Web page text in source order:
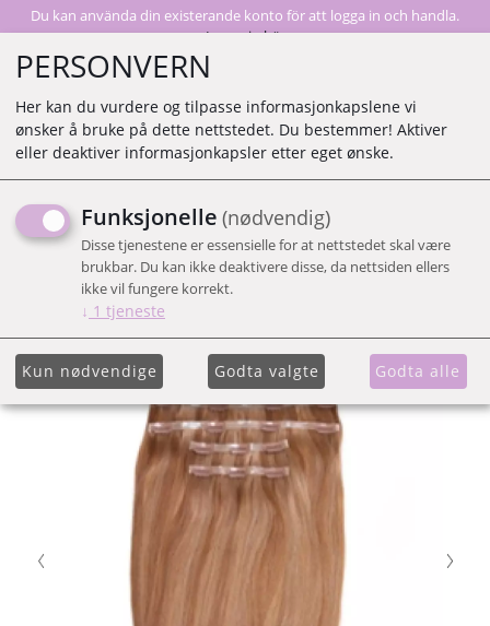
Du kan använda din existerande konto för att logga in och handla.
Logga in här
BW JEN ATKIN INVISI CLIP
IN - TANNED BLONDE 45
PERSONVERN
Her kan du vurdere og tilpasse informasjonkapslene vi
ønsker å bruke på dette nettstedet. Du bestemmer! Aktiver
eller deaktiver informasjonkapsler etter eget ønske.
Funksjonelle (nødvendig)
Disse tjenestene er essensielle for at nettstedet skal være
brukbar. Du kan ikke deaktivere disse, da nettsiden ellers
ikke vil fungere korrekt.
↓ 1 tjeneste
Kun nødvendige Godta valgte Godta alle